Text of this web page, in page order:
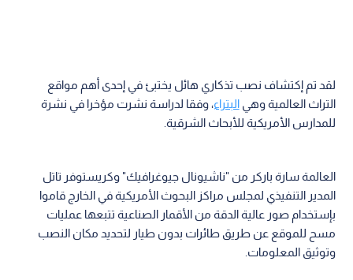
لقد تم إكتشاف نصب تذكاري هائل يختبئ في إحدى أهم مواقع
التراث العالمية وهيالبتراء، وفقا لدراسة نشرت مؤخرا في نشرة
للمدارس الأمريكية للأبحاث الشرقية.
العالمة سارة باركر من "ناشيونال جيوغرافيك" وكريستوفر تاتل
المدير التنفيذي لمجلس مراكز البحوث الأمريكية في الخارج قاموا
بإستخدام صور عالية الدقة من الأقمار الصناعية تتبعها عمليات
مسح للموقع عن طريق طائرات بدون طيار لتحديد مكان النصب
وتوثيق المعلومات.